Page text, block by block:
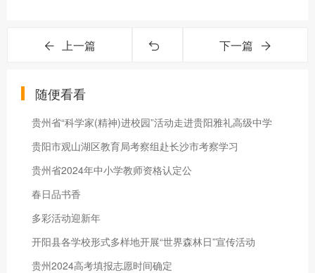
上一篇 下一篇
随便看看
贵州省“科学家(精神)进校园”活动走进贵阳雅礼高级中学
贵阳市观山湖区教育局考察组赴长沙市考察学习
贵州省2024年中小学教师资格认定公
春日品书香
多彩活动迎新年
开阳县各学校形式多样地开展“世界森林日”宣传活动
贵州2024高考填报志愿时间确定